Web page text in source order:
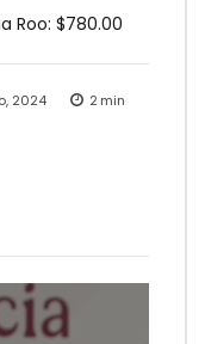
2024 2 min
Roo: $780.00